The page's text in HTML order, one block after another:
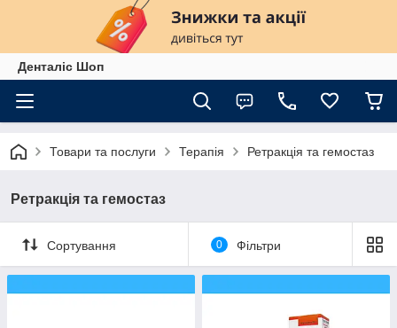
Денталіс Шоп
Товари та послуги Терапія Ретракція та гемостаз
Ретракція та гемостаз
Сортування 0 Фільтри